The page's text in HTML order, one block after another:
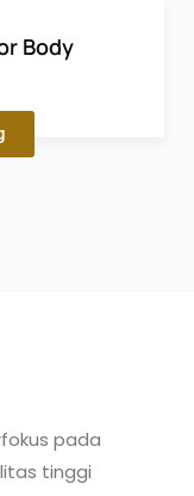
Body
pada
tinggi